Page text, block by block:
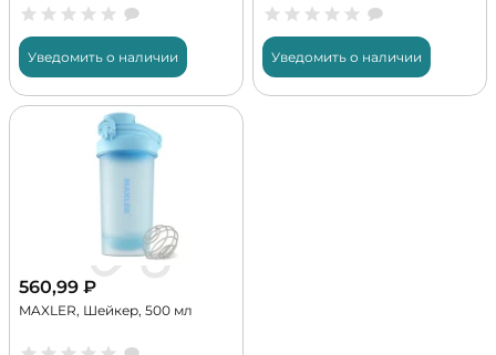
Уведомить о наличии Уведомить о наличии
560,99 ₽
MAXLER, Шейкер, 500 мл